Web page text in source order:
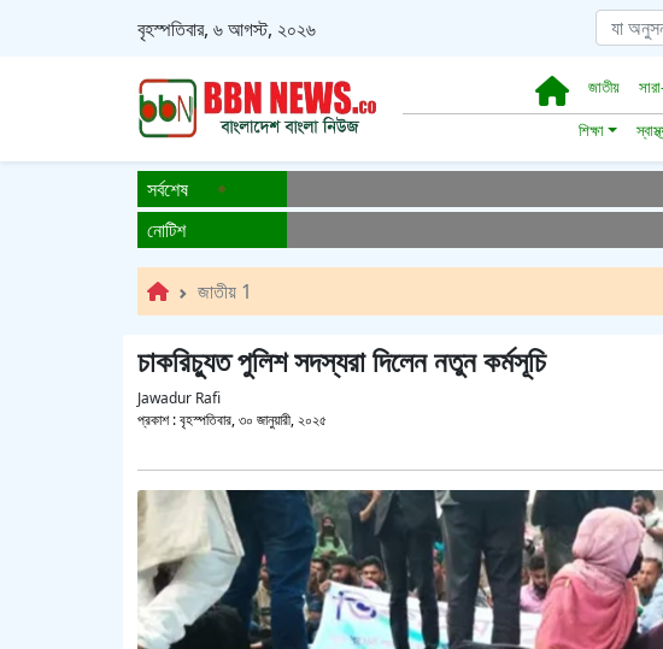
বৃহস্পতিবার, ৬ আগস্ট, ২০২৬
জাতীয়
শিক্ষা
সর্বশেষ
নোটিশ
জাতীয় 1
চাকরিচ্যুত পুলিশ সদস্যরা দিলেন নতুন কর্মসূচি
Jawadur Rafi
প্রকাশ :বৃহস্পতিবার, ৩০ জানুয়ারী, ২০২৫